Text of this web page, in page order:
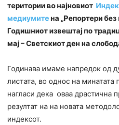
територии во најновиот
медиумитена „Репортери без
Годишниот извештај по
мај – Светскиот ден на
Годинава имаме напредок од
листата, во однос на минатата
нагласи дека оваа драстична
резултат на на новата
индексот.